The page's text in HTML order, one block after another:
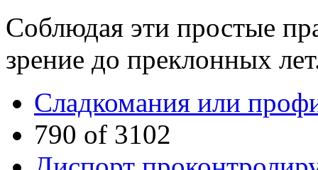
Соблюдая эти простые
зрение до преклонных
Сладкомания или
790 of 3102